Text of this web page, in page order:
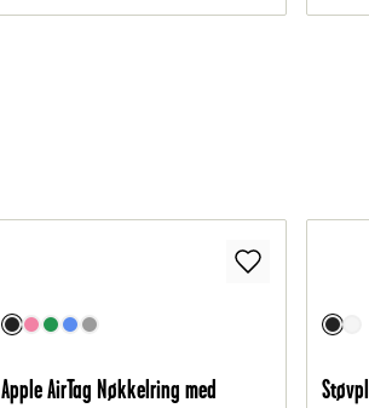
Apple AirTag Nøkkelring med